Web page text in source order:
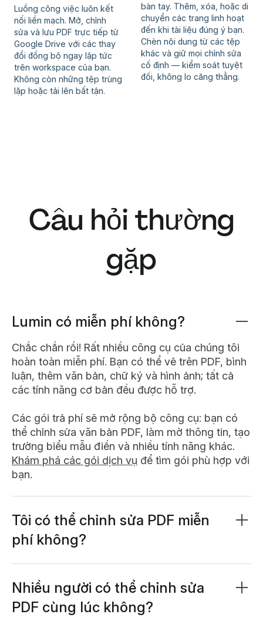
Luồng công việc luôn kết
nối liền mạch. Mở, chỉnh
sửa và lưu PDF trực tiếp từ
Google Drive với các thay
đổi đồng bộ ngay lập tức
trên workspace của bạn.
Không còn những tệp trùng
lặp hoặc tải lên bất tận.
bàn tay. Thêm, xóa, hoặc di
chuyển các trang linh hoạt
đến khi tài liệu đúng ý bạn.
Chèn nội dung từ các tệp
khác và giữ mọi chỉnh sửa
cố định — kiểm soát tuyệt
đối, không lo căng thẳng.
Câu hỏi thường
gặp
Lumin có miễn phí không?
Chắc chắn rồi! Rất nhiều công cụ của chúng tôi
hoàn toàn miễn phí. Bạn có thể vẽ trên PDF, bình
luận, thêm văn bản, chữ ký và hình ảnh; tất cả
các tính năng cơ bản đều được hỗ trợ.
Các gói trả phí sẽ mở rộng bộ công cụ: bạn có
thể chỉnh sửa văn bản PDF, làm mờ thông tin, tạo
trường biểu mẫu điền và nhiều tính năng khác.
Khám phá các gói dịch vụ để tìm gói phù hợp với
bạn.
Tôi có thể chỉnh sửa PDF miễn
phí không?
thêm chú thích, quản lý trang và lưu thay đổi mà
không mất phí.
Nhiều người có thể chỉnh sửa
PDF cùng lúc không?